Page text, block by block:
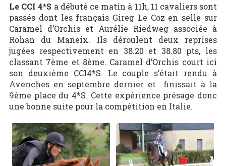
Le CCI 4*S a débuté ce matin à 11h, 11 cavaliers sont
passés dont les français Gireg Le Coz en selle sur
Caramel d’Orchis et Aurélie Riedweg associée à
Rohan du Maneix. Ils déroulent deux reprises
jugées respectivement en 38.20 et 38.80 pts, les
classant 7ème et 8ème. Caramel d’Orchis court ici
son deuxième CCI4*S. Le couple s’était rendu à
Avenches en septembre dernier et finissait à la
9ème place du 4*S. Cette expérience présage donc
une bonne suite pour la compétition en Italie.